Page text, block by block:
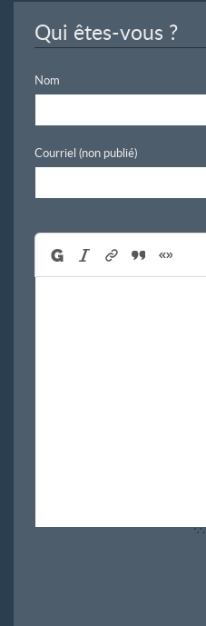
Qui êtes-vous ?
Nom
Courriel (non publié)